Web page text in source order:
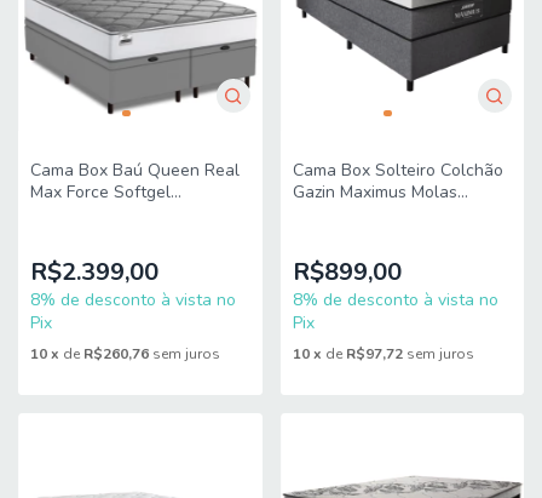
Cama Box Baú Queen Real
Max Force Softgel
R$2.399,00
8% de desconto à vista no
Pix
10x de R$260,76 sem juros
Cama Box Solteiro Colchão
Gazin Maximus Molas
R$899,00
8% de desconto à vista no
Pix
10 x de R$97,72 sem juros